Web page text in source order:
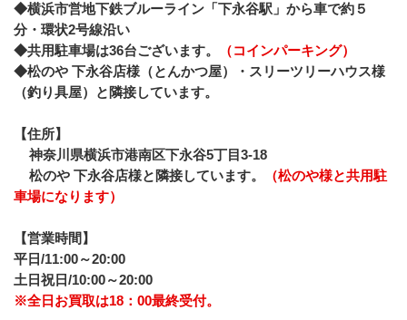
◆横浜市営地下鉄ブルーライン「下永谷駅」から車で約５
分・環状2号線沿い
◆共用駐車場は36台ございます。
（コインパーキング）
◆松のや 下永谷店様（とんかつ屋）・スリーツリーハウス様
（釣り具屋）と隣接しています。
【住所】
神奈川県横浜市港南区下永谷5丁目3-18
松のや 下永谷店様と隣接しています。
（松のや様と共用駐
車場になります）
【営業時間】
平日/11:00～20:00
土日祝日/10:00～20:00
※全日お買取は18：00最終受付。